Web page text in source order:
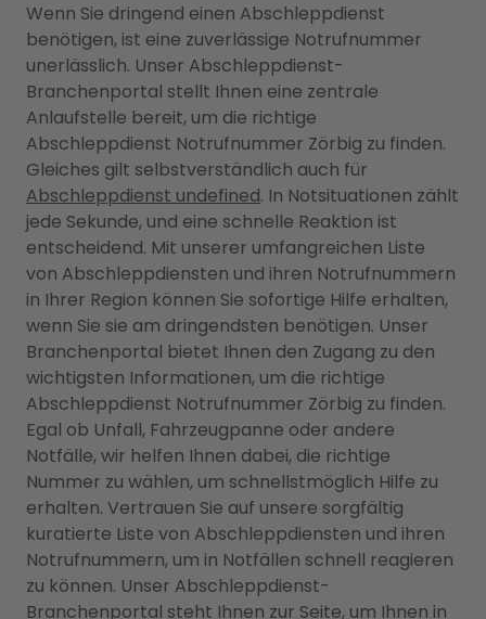
Wenn Sie dringend einen Abschleppdienst
benötigen, ist eine zuverlässige Notrufnummer
unerlässlich. Unser Abschleppdienst-
Branchenportal stellt Ihnen eine zentrale
Anlaufstelle bereit, um die richtige
Abschleppdienst Notrufnummer Zörbig zu finden.
Gleiches gilt selbstverständlich auch für
Abschleppdienst undefined. In Notsituationen zählt
jede Sekunde, und eine schnelle Reaktion ist
entscheidend. Mit unserer umfangreichen Liste
von Abschleppdiensten und ihren Notrufnummern
in Ihrer Region können Sie sofortige Hilfe erhalten,
wenn Sie sie am dringendsten benötigen. Unser
Branchenportal bietet Ihnen den Zugang zu den
wichtigsten Informationen, um die richtige
Abschleppdienst Notrufnummer Zörbig zu finden.
Egal ob Unfall, Fahrzeugpanne oder andere
Notfälle, wir helfen Ihnen dabei, die richtige
Nummer zu wählen, um schnellstmöglich Hilfe zu
erhalten. Vertrauen Sie auf unsere sorgfältig
kuratierte Liste von Abschleppdiensten und ihren
Notrufnummern, um in Notfällen schnell reagieren
zu können. Unser Abschleppdienst-
Branchenportal steht Ihnen zur Seite, um Ihnen in